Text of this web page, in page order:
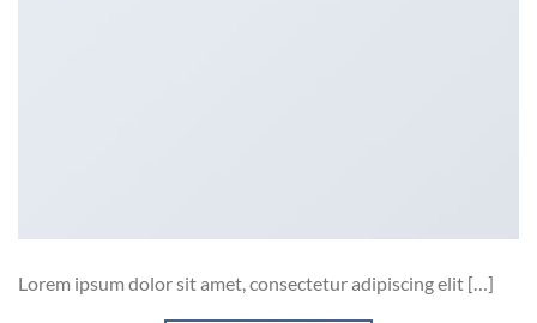
Lorem ipsum dolor sit amet, consectetur adipiscing elit […]